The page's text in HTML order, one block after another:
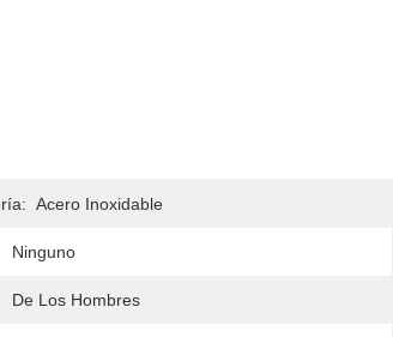
Acero Inoxidable
Ninguno
De Los Hombres